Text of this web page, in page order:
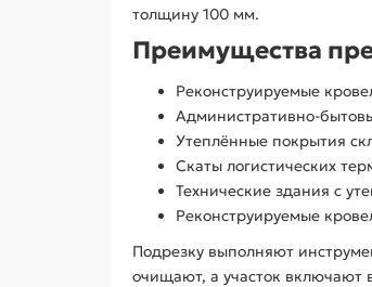
толщину 100 мм.
Преимущества
Реконструируемые
Административно-
Утеплённые покрытия
Скаты логистических
Технические здания с
Реконструируемые
Подрезку выполняют
очищают, а участок включают